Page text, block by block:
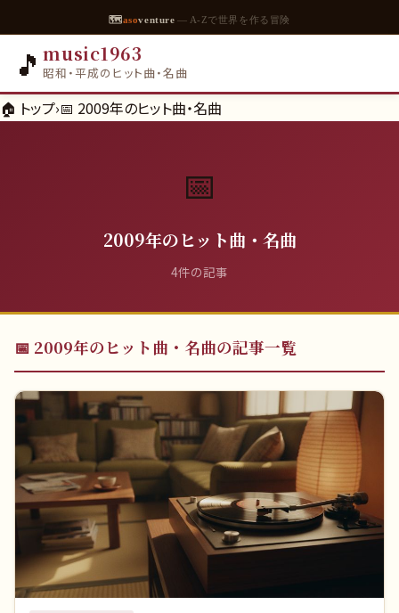
🗺asoventure — A-Zで世界を作る冒険
🎵 music1963
昭和・平成のヒット曲・名曲
🏠 トップ›📅 2009年のヒット曲・名曲
📅
2009年のヒット曲・名曲
4件の記事
📅 2009年のヒット曲・名曲の記事一覧